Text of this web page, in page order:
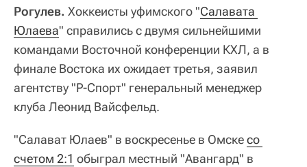
Рогулев. Хоккеисты уфимского "Салавата
Юлаева" справились с двумя сильнейшими
командами Восточной конференции КХЛ, а в
финале Востока их ожидает третья, заявил
агентству "Р-Спорт" генеральный менеджер
клуба Леонид Вайсфельд.
"Салават Юлаев" в воскресенье в Омскесо
счетом 2:1 обыграл местный "Авангард" в